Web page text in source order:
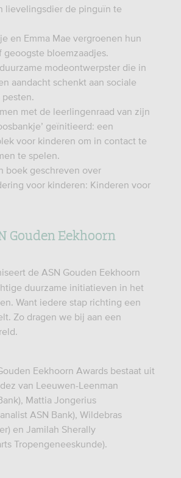
lievelingsdier de pinguïn te
en Emma Mae vergroenen hun
geoogste bloemzaadjes.
modeontwerpster die in
aandacht schenkt aan sociale
pesten.
met de leerlingenraad van zijn
geïnitieerd: een
voor kinderen om in contact te
te spelen.
boek geschreven over
voor kinderen: Kinderen voor
Gouden Eekhoorn
de ASN Gouden Eekhoorn
duurzame initiatieven in het
Want iedere stap richting een
Zo dragen we bij aan een
Eekhoorn Awards bestaat uit
van Leeuwen-Leenman
Mattia Jongerius
ASN Bank), Wildebras
en Jamilah Sherally
Tropengeneeskunde).